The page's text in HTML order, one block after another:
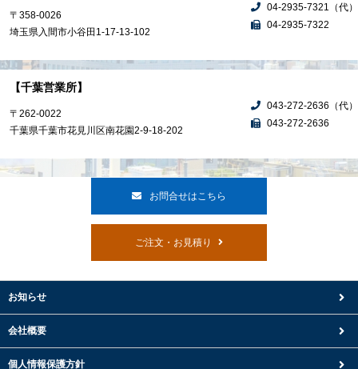
〒358-0026
埼玉県入間市小谷田1-17-13-102
04-2935-7321（代）
04-2935-7322
【千葉営業所】
〒262-0022
千葉県千葉市花見川区南花園2-9-18-202
043-272-2636（代）
043-272-2636
お問合せはこちら
ご注文・お見積り
お知らせ
会社概要
個人情報保護方針